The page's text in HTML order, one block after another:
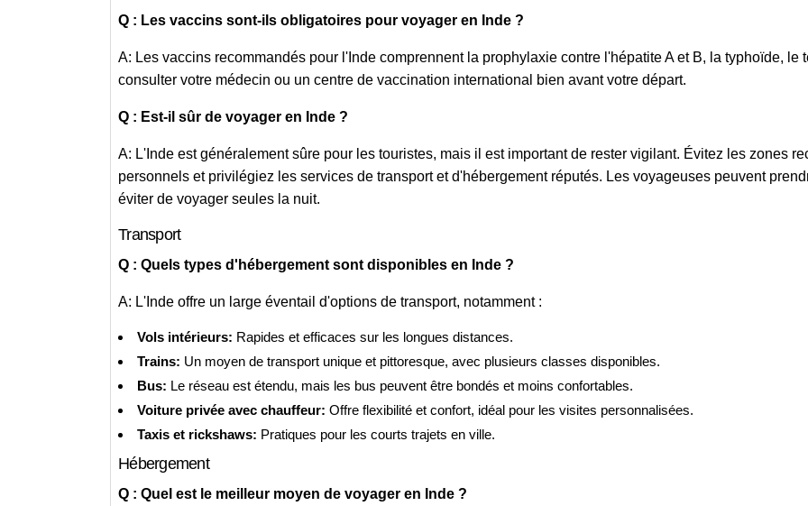
Q : Les vaccins sont-ils obligatoires pour voyager en Inde ?
A: Les vaccins recommandés pour l'Inde comprennent la prophylaxie contre l'hépatite A et B, la typhoïde, le
consulter votre médecin ou un centre de vaccination international bien avant votre départ.
Q : Est-il sûr de voyager en Inde ?
A: L'Inde est généralement sûre pour les touristes, mais il est important de rester vigilant. Évitez les zones
personnels et privilégiez les services de transport et d'hébergement réputés. Les voyageuses peuvent
éviter de voyager seules la nuit.
Transport
Q : Quels types d'hébergement sont disponibles en Inde ?
A: L'Inde offre un large éventail d'options de transport, notamment :
Vols intérieurs: Rapides et efficaces sur les longues distances.
Trains: Un moyen de transport unique et pittoresque, avec plusieurs classes disponibles.
Bus: Le réseau est étendu, mais les bus peuvent être bondés et moins confortables.
Voiture privée avec chauffeur: Offre flexibilité et confort, idéal pour les visites personnalisées.
Taxis et rickshaws: Pratiques pour les courts trajets en ville.
Hébergement
Q : Quel est le meilleur moyen de voyager en Inde ?